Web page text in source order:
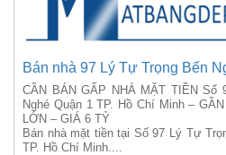
Bán nhà 97 Lý Tự Trọng Bến
CẦN BÁN GẤP NHÀ MẶT TIỀN Số
Nghé Quận 1 TP. Hồ Chí Minh –
LỚN – GIÁ 6 TỶ
Bán nhà mặt tiền tại Số 97 Lý Tự
TP. Hồ Chí Minh....